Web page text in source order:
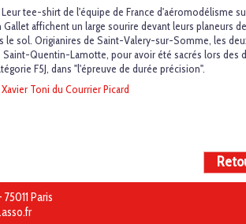
tee-shirt de l'équipe de France d'aéromodélisme
Gallet affichent un large sourire devant leurs planeurs
le sol. Origianires de Saint-Valery-sur-Somme, les
Saint-Quentin-Lamotte, pour avoir été sacrés lors des
F5J, dans "l'épreuve de durée précision".
Toni du Courrier Picard
Paris